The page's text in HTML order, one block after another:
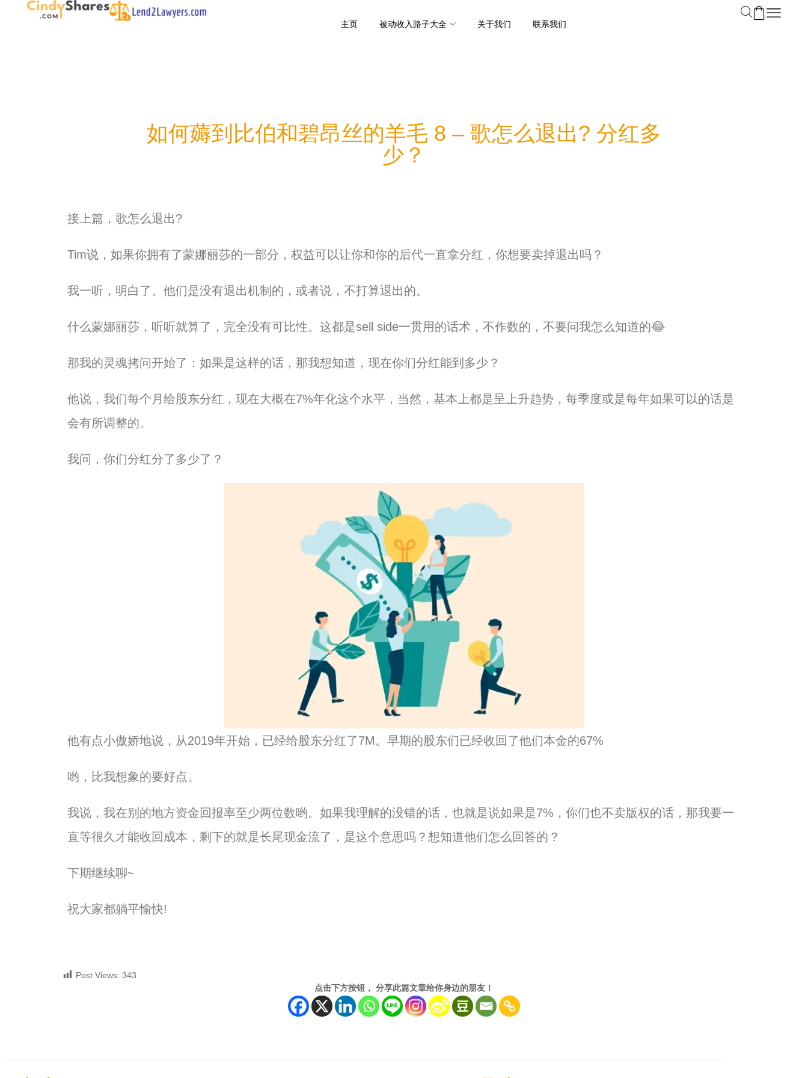
主页 被动收入路子大全 关于我们 联系我们
如何薅到比伯和碧昂丝的羊毛 8 – 歌怎么退出? 分红多
少？
接上篇，歌怎么退出?
Tim说，如果你拥有了蒙娜丽莎的一部分， 权益可以让你和你的后代一直拿分红，你想要卖掉退出吗？
我一听，明白了。他们是没有退出机制的，或者说，不打算退出的。
什么蒙娜丽莎，听听就算了，完全没有可比性。这都是sell side一贯用的话术，不作数的，不要问我怎么知道的😂
那我的灵魂拷问开始了：如果是这样的话，那我想知道， 现在你们分红能到 多少？
他说，我们每个月给股东分红，现在大概在7%年化这个水平， 当然，基本上都是呈上升趋势， 每季度或是每年如果可以的话是
会有所调整的。
我问，你们分红分了多少了？
他有点小傲娇地说，从2019年开始，已经给股东分红了7M。 早期的股东们已经收回了他们本金的67%
哟， 比我想象的要好点。
我说，我在别的地方资金回报率至少两位数哟。 如果我理解的没错的话，也就是说如果是7%， 你们也不卖版权的话，那我要一
直等很久才能收回成本， 剩下的就是长尾现金流了，是这个意思吗？想知道他们怎么回答的？
下期继续聊~
祝大家都躺平愉快!
Post Views: 343
点击下方按钮， 分享此篇文章给你身边的朋友！